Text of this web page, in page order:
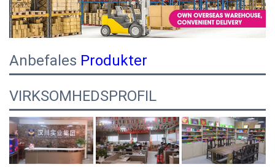
Anbefales Produkter
VIRKSOMHEDSPROFIL